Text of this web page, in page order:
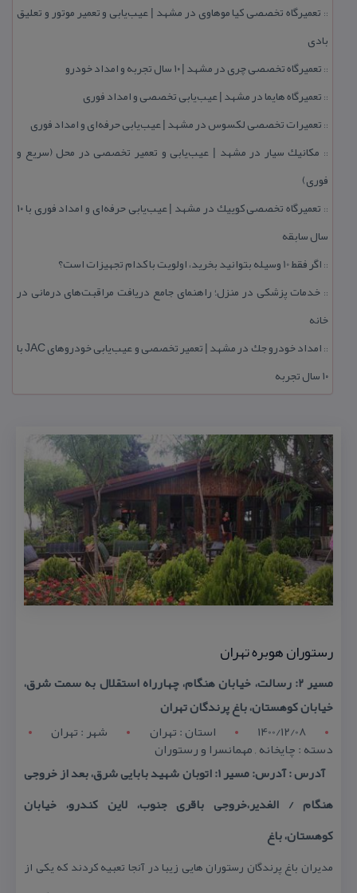
:: تعمیرگاه تخصصی كیا موهاوی در مشهد | عیب‌یابی و تعمیر موتور و تعلیق
بادی
:: تعمیرگاه تخصصی چری در مشهد | ۱۰ سال تجربه و امداد خودرو
:: تعمیرگاه هایما در مشهد | عیب‌یابی تخصصی و امداد فوری
:: تعمیرات تخصصی لكسوس در مشهد | عیب‌یابی حرفه‌ای و امداد فوری
:: مكانیك سیار در مشهد | عیب‌یابی و تعمیر تخصصی در محل (سریع و
فوری)
::
تعمیرگاه تخصصی كوییك در مشهد | عیب‌یابی حرفه‌ای و امداد فوری با ۱۰
سال سابقه
:: اگر فقط 10 وسیله بتوانید بخرید، اولویت با كدام تجهیزات است؟
:: خدمات پزشكی در منزل؛ راهنمای جامع دریافت مراقبت‌های درمانی در
خانه
::
امداد خودرو جك در مشهد | تعمیر تخصصی و عیب‌یابی خودروهای JAC با
۱۰ سال تجربه
رستوران هوبره تهران
مسیر ۲: رسالت، خیابان هنگام، چهارراه استقلال به سمت شرق،
خیابان كوهستان، باغ پرندگان تهران
1400/12/08
استان : تهران شهر : تهران
دسته : چایخانه , مهمانسرا و رستوران
آدرس : آدرس: مسیر ۱: اتوبان شهید بابایی شرق، بعد از خروجی
هنگام / الغدیر،خروجی باقری جنوب، لاین كندرو، خیابان
كوهستان، باغ
مدیران باغ پرندگان رستوران هایی زیبا در آنجا تعبیه كردند كه یكی از